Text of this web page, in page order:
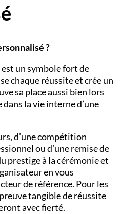
?
est un symbole fort de
chaque réussite et crée un
sa place aussi bien lors
la vie interne d’une
d’une compétition
ou d’une remise de
prestige à la cérémonie et
en vous
de référence. Pour les
tangible de réussite
avec fierté.